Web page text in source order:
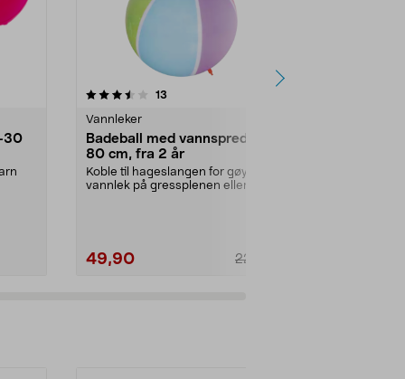
13
Vannleker
Badeball med vannspreder,
80 cm, fra 2 år
Koble til hageslangen for gøyal
vannlek på gressplenen eller i
49,90 229,90
4.0 av 5 stjerner